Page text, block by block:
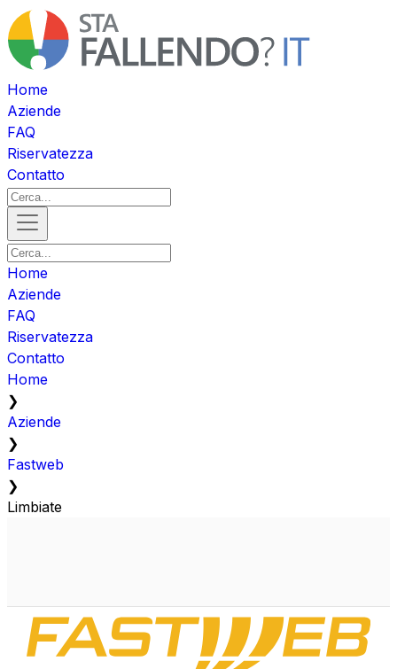
Home
Aziende
FAQ
Riservatezza
Contatto
Home
Aziende
FAQ
Riservatezza
Contatto
Home
❯
Aziende
❯
Fastweb
❯
Limbiate